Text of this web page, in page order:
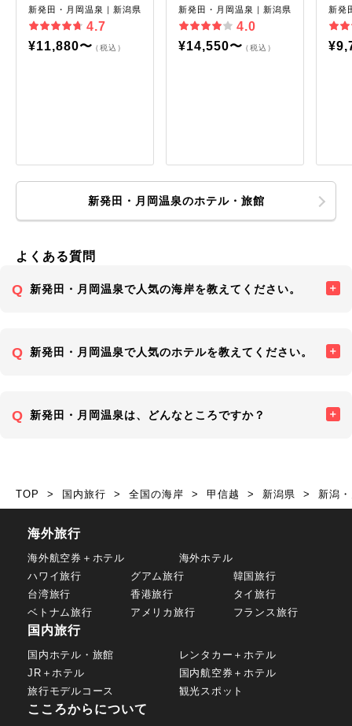
新発田・月岡温泉｜新潟県
4.7
¥11,880〜（税込）
新発田・月岡温泉｜新潟県
4.0
¥14,550〜（税込）
新発
新発田・月岡温泉のホテル・旅館
よくある質問
新発田・月岡温泉で人気の海岸を教えてください。
新発田・月岡温泉で人気のホテルを教えてください。
新発田・月岡温泉は、どんなところですか？
TOP 国内旅行 全国の海岸 甲信越 新潟県 新潟
海外旅行
海外航空券＋ホテル
海外ホテル
ハワイ旅行
グアム旅行
韓国旅行
台湾旅行
香港旅行
タイ旅行
ベトナム旅行
アメリカ旅行 フランス旅行
国内旅行
国内ホテル・旅館
レンタカー＋ホテル
JR＋ホテル
国内航空券＋ホテル
旅行モデルコース
観光スポット
こころからについて